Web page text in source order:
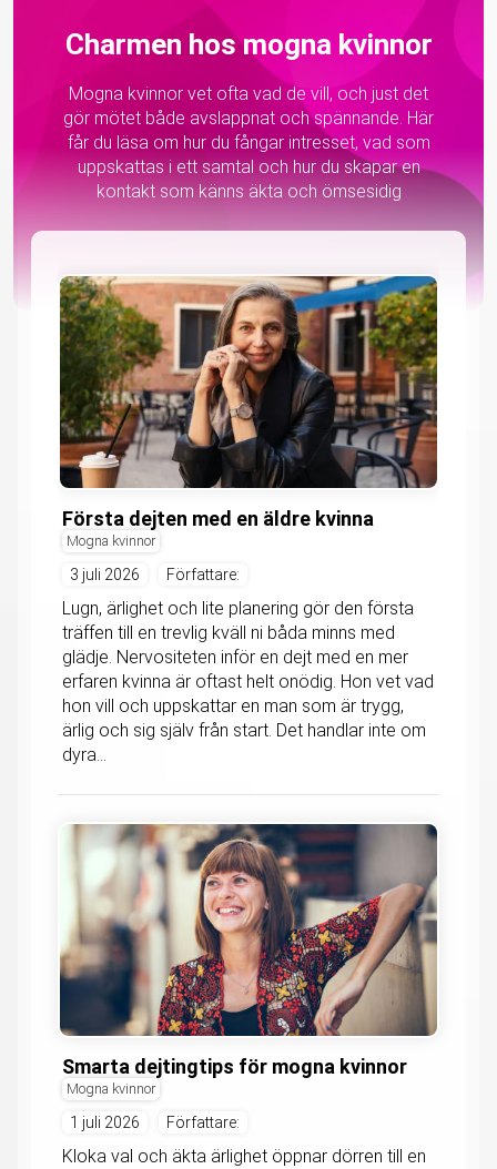
Charmen hos mogna kvinnor
Mogna kvinnor vet ofta vad de vill, och just det
gör mötet både avslappnat och spännande. Här
får du läsa om hur du fångar intresset, vad som
uppskattas i ett samtal och hur du skapar en
kontakt som känns äkta och ömsesidig
Första dejten med en äldre kvinna
Mogna kvinnor
3 juli 2026 Författare:
Lugn, ärlighet och lite planering gör den första
träffen till en trevlig kväll ni båda minns med
glädje. Nervositeten inför en dejt med en mer
erfaren kvinna är oftast helt onödig. Hon vet vad
hon vill och uppskattar en man som är trygg,
ärlig och sig själv från start. Det handlar inte om
dyra...
Smarta dejtingtips för mogna kvinnor
Mogna kvinnor
1 juli 2026 Författare:
Kloka val och äkta ärlighet öppnar dörren till en